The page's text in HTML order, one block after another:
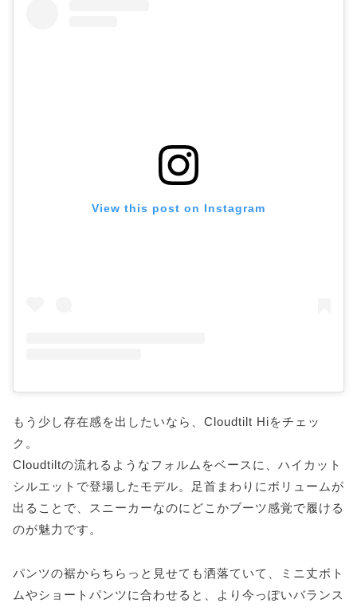
View this post on Instagram
もう少し存在感を出したいなら、Cloudtilt Hiをチェッ
ク。
Cloudtiltの流れるようなフォルムをベースに、ハイカット
シルエットで登場したモデル。足首まわりにボリュームが
出ることで、スニーカーなのにどこかブーツ感覚で履ける
のが魅力です。
パンツの裾からちらっと見せても洒落ていて、ミニ丈ボト
ムやショートパンツに合わせると、より今っぽいバランス